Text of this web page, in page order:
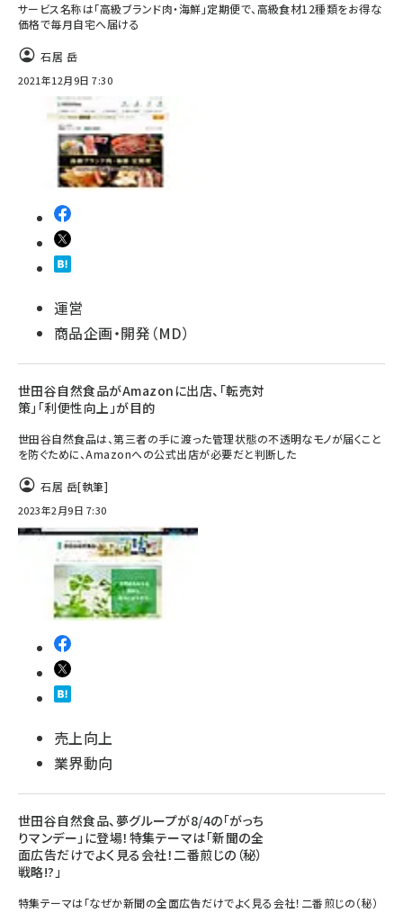
サービス名称は「高級ブランド肉・海鮮」定期便で、高級食材12種類をお得な
価格で毎月自宅へ届ける
石居 岳
2021年12月9日 7:30
運営
商品企画・開発（MD）
世田谷自然食品がAmazonに出店、「転売対
策」「利便性向上」が目的
世田谷自然食品は、第三者の手に渡った管理状態の不透明なモノが届くこと
を防ぐために、Amazonへの公式出店が必要だと判断した
石居 岳[執筆]
2023年2月9日 7:30
売上向上
業界動向
世田谷自然食品、夢グループが8/4の「がっち
りマンデー」に登場！特集テーマは「新聞の全
面広告だけでよく見る会社！二番煎じの（秘）
戦略!?」
特集テーマは「なぜか新聞の全面広告だけでよく見る会社！二番煎じの（秘）